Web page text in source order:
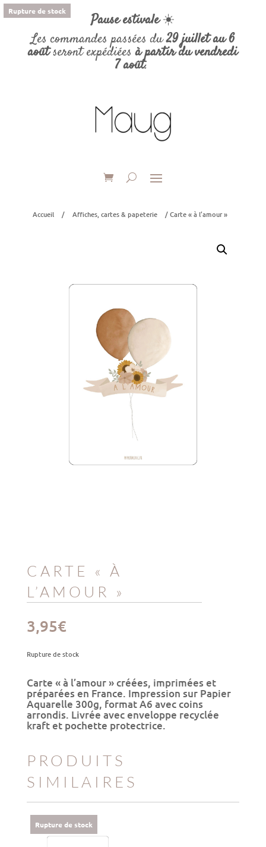
Pause estivale☀️
Les commandes passées du29 juillet au 6
aoûtseront expédiéesà partir du vendredi
7 août.
Rupture de stock
Accueil / Affiches, cartes & papeterie / Carte « à l’amour »
CARTE « À
L’AMOUR »
3,95€
Rupture de stock
Carte « à l’amour »créées, imprimées et
préparées en France. Impression sur Papier
Aquarelle 300g, format A6 avec coins
arrondis. Livrée avec enveloppe recyclée
kraft et pochette protectrice.
PRODUITS
SIMILAIRES
Rupture de stock